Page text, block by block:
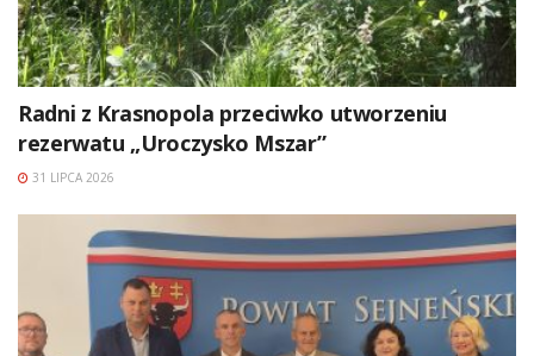
Radni z Krasnopola przeciwko utworzeniu
rezerwatu „Uroczysko Mszar”
31 LIPCA 2026